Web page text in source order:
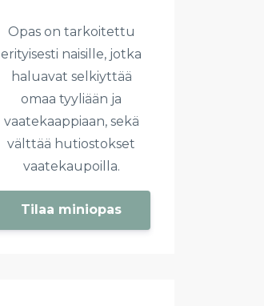
Opas on tarkoitettu
erityisesti naisille, jotka
haluavat selkiyttää
omaa tyyliään ja
vaatekaappiaan, sekä
välttää hutiostokset
vaatekaupoilla.
Tilaa miniopas